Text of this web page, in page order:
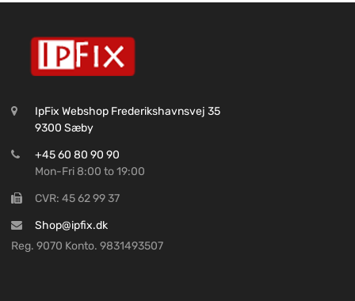
IpFix Webshop Frederikshavnsvej 35
9300 Sæby
+45 60 80 90 90
Mon-Fri 8:00 to 19:00
CVR: 45 62 99 37
Shop@ipfix.dk
Reg. 9070 Konto. 9831493507